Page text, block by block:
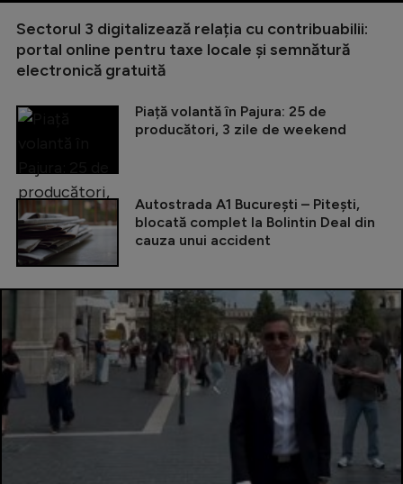
Sectorul 3 digitalizează relația cu contribuabilii:
portal online pentru taxe locale și semnătură
electronică gratuită
Piață volantă în Pajura: 25 de
producători, 3 zile de weekend
Autostrada A1 București – Pitești,
blocată complet la Bolintin Deal din
cauza unui accident